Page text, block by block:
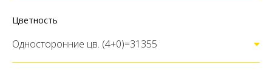
Цветность